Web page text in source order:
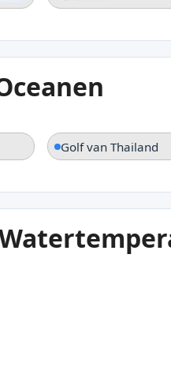
Golf van Thailand